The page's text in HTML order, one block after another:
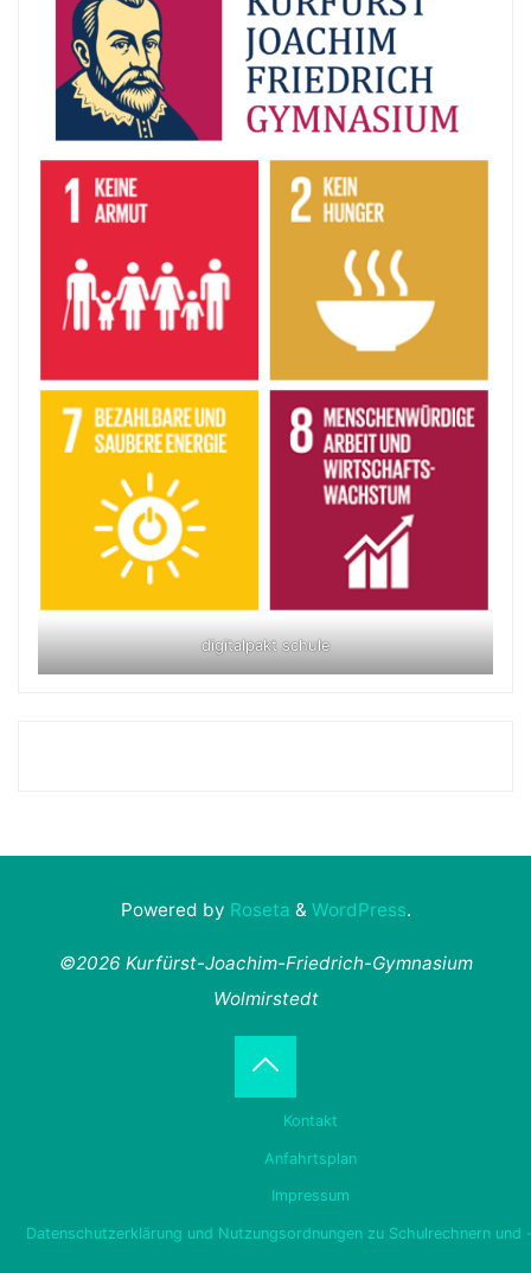
digitalpakt schule
Powered by Roseta & WordPress.
©2026 Kurfürst-Joachim-Friedrich-Gymnasium
Wolmirstedt
Kontakt
Anfahrtsplan
Impressum
Datenschutzerklärung und Nutzungsordnungen zu Schulrechnern und
Back
to
Top